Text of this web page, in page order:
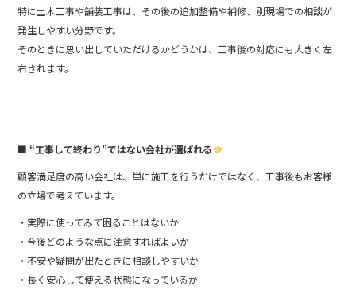
特に土木工事や舗装工事は、その後の追加整備や補修、別現場での相談が
発生しやすい分野です。
そのときに思い出していただけるかどうかは、工事後の対応にも大きく左
右されます。
■ “工事して終わり”ではない会社が選ばれる
顧客満足度の高い会社は、単に施工を行うだけではなく、工事後もお客様
の立場で考えています。
・実際に使ってみて困ることはないか
・今後どのような点に注意すればよいか
・不安や疑問が出たときに相談しやすいか
・長く安心して使える状態になっているか